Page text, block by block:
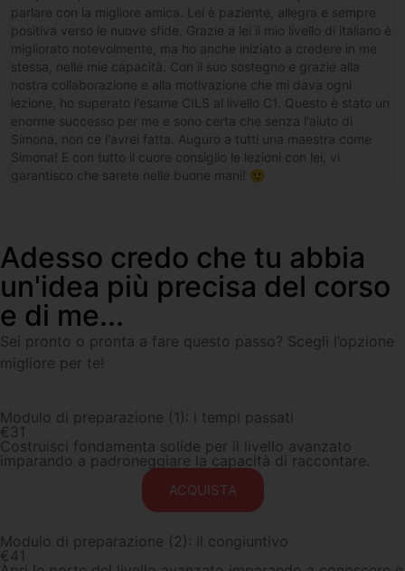
parlare con la migliore amica. Lei è paziente, allegra e sempre
positiva verso le nuove sfide. Grazie a lei il mio livello di italiano è
migliorato notevolmente, ma ho anche iniziato a credere in me
stessa, nelle mie capacità. Con il suo sostegno e grazie alla
nostra collaborazione e alla motivazione che mi dava ogni
lezione, ho superato l'esame CILS al livello C1. Questo è stato un
enorme successo per me e sono certa che senza l'aiuto di
Simona, non ce l'avrei fatta. Auguro a tutti una maestra come
Simona! E con tutto il cuore consiglio le lezioni con lei, vi
garantisco che sarete nelle buone mani! 🙂
Adesso credo che tu abbia
un'idea più precisa del corso
e di me...
Sei pronto o pronta a fare questo passo? Scegli l’opzione
migliore per te!
Modulo di preparazione (1): i tempi passati
€ 31
Costruisci fondamenta solide per il livello avanzato
imparando a padroneggiare la capacità di raccontare.
ACQUISTA
Modulo di preparazione (2): il congiuntivo
€41